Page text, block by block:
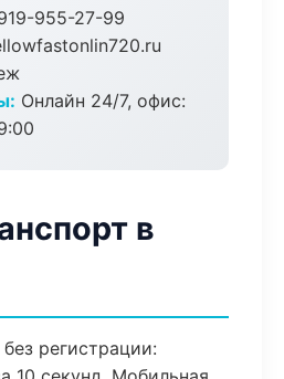
955-27-99
Онлайн 24/7, офис:
в
регистрации: